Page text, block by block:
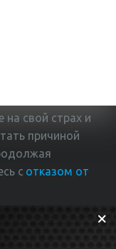
на свой страх и
причиной
с отказом от